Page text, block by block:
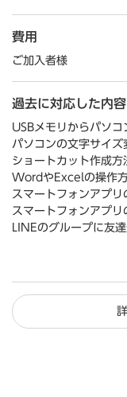
費用
ご加入者様
過去に対応した内容
USBメモリからパソ
パソコンの文字サイ
ショートカット作成方
WordやExcelの操作
スマートフォンアプリ
スマートフォンアプリ
LINEのグループに友